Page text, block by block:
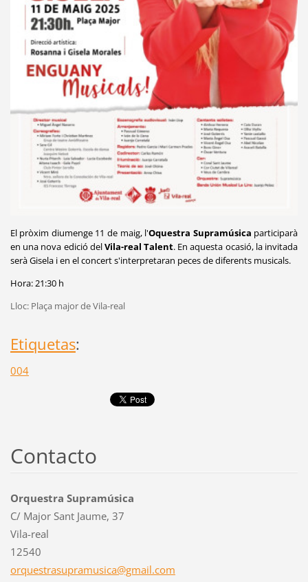
El pròxim diumenge 11 de maig, l'Oquestra Supramúsica participarà
en una nova edició delVila-real Talent. En aquesta ocasió, la invitada
serà Gisela i en el concert s'interpretaran peces de diferents musicals.
Hora: 21:30 h
Lloc: Plaça major de Vila-real
Etiquetas:
004
Contacto
Orquestra Supramúsica
C/ Major Sant Jaume, 37
Vila-real
12540
orquestrasupramusica@gmail.com